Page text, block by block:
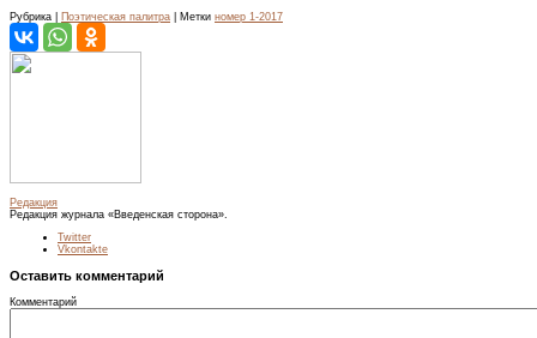
Рубрика | Поэтическая палитра | Метки номер 1-2017
Редакция
Редакция журнала «Введенская сторона».
Twitter
Vkontakte
Оставить комментарий
Комментарий